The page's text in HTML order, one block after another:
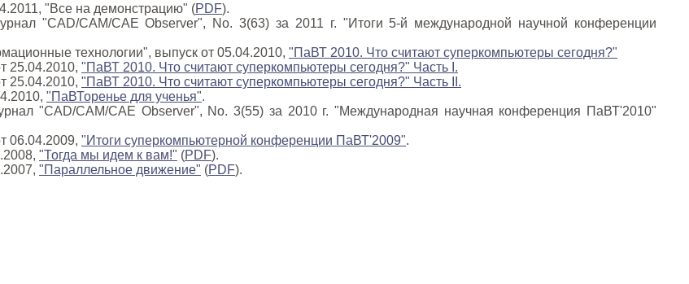
"Все на демонстрацию" (PDF).
"CAD/CAM/CAE Observer", No. 3(63) за 2011 г. "Итоги 5-й международной научной конференции
технологии", выпуск от 05.04.2010, "ПаВТ 2010. Что считают суперкомпьютеры сегодня?"
25.04.2010, "ПаВТ 2010. Что считают суперкомпьютеры сегодня?" Часть I.
25.04.2010, "ПаВТ 2010. Что считают суперкомпьютеры сегодня?" Часть II.
"ПаВТоренье для ученья".
"CAD/CAM/CAE Observer", No. 3(55) за 2010 г. "Международная научная конференция ПаВТ'2010"
06.04.2009, "Итоги суперкомпьютерной конференции ПаВТ'2009".
"Тогда мы идем к вам!" (PDF).
"Параллельное движение" (PDF).